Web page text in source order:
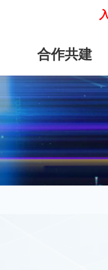
合作共建